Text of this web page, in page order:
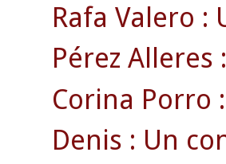
Rafa Valero
Pérez
Corina Porro
Denis : Un